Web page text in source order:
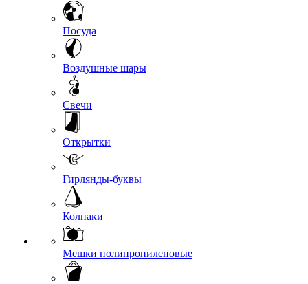
Посуда
Воздушные шары
Свечи
Открытки
Гирлянды-буквы
Колпаки
Мешки полипропиленовые